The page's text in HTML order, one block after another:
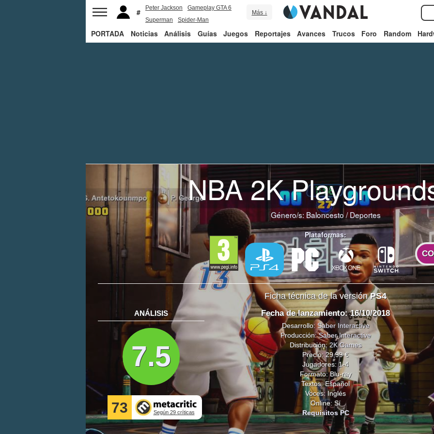
Peter Jackson
Gameplay GTA 6
Superman
Spider-Man
Más ↓
PORTADA Noticias Análisis Guías Juegos Reportajes Avances Trucos Foro Random
NBA 2K
Género/s: Baloncesto/Deportes
Plataformas:
Ficha técnica de la versiónPS4
ANÁLISIS
7.5
73 Según 29 críticas
Fecha de lanzamiento: 16/10/2018
Desarrollo: Saber Interactive
Producción:Saber Interactive
Distribución:2K Games
Precio: 29,99 €
Jugadores: 1-4
Formato: Blu-ray
Textos: Español
Voces: Inglés
Online: Sí
Requisitos PC